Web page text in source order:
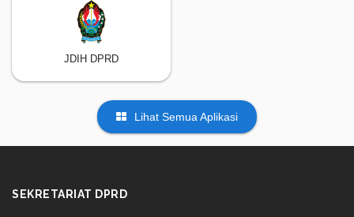
JDIH DPRD
Lihat Semua Aplikasi
SEKRETARIAT DPRD